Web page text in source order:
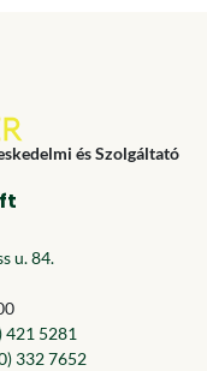
és Szolgáltató
u. 84.
421 5281
332 7652